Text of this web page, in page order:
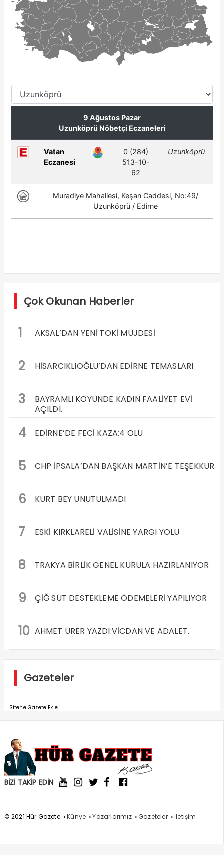
Çok Okunan Haberler
1 AKSAL’DAN YENİ TOKİ MÜJDESİ
2 HİSARCIKLIOĞLU’DAN EDİRNE TEMASLARI
3
BAYRAMLI KÖYÜNDE KADIN FAALİYET EVİ
AÇILDI.
4 EDİRNE’DE FECİ KAZA:4 ÖLÜ
5 CHP İPSALA’DAN BAŞKAN MARTİN’E TEŞEKKÜR
6 KURT BEY UNUTULMADI
7 ESKİ KIRKLARELİ VALİSİNE YARGI YOLU
8 TRAKYA BİRLİK GENEL KURULA HAZIRLANIYOR
9 ÇİĞ SÜT DESTEKLEME ÖDEMELERİ YAPILIYOR
10 AHMET ÜRER YAZDI:VİCDAN VE ADALET.
Gazeteler
Sitene Gazete Ekle
BİZİ TAKİP EDİN
© 2021 Hür Gazete Künye Yazarlarımız Gazeteler İletişim